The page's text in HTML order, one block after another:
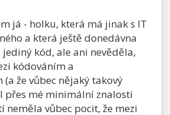
já - holku, která má jinak s IT
a která ještě donedávna
jediný kód, ale ani nevěděla,
kódováním a
že vůbec nějaký takový
přes mé minimální znalosti
neměla vůbec pocit, že mezi